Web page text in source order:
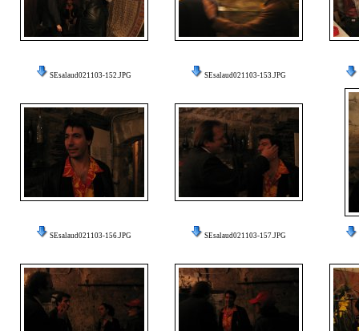
SEsalaud021103-152.JPG SEsalaud021103-153.JPG
SEsalaud021103-156.JPG SEsalaud021103-157.JPG